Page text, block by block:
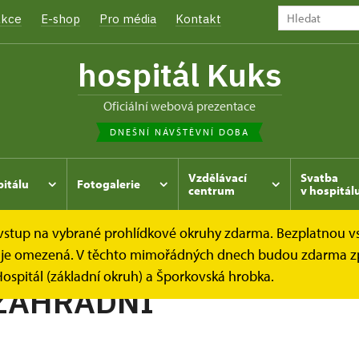
E-shop Pro média Kontakt
hospitál Kuks
oficiální webová prezentace
DNEŠNÍ NÁVŠTĚVNÍ DOBA
Fotogalerie
Vzdělávací
centrum
Svatba
v
na vybrané prohlídkové okruhy zdarma. Bezplatnou
omezená. V těchto mimořádných dnech budou zdarma
(základní okruh) a Šporkovská hrobka.
Kukský herbář - aneb co u nás roste... FAZOL